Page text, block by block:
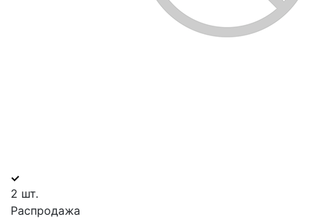
2 шт.
Распродажа